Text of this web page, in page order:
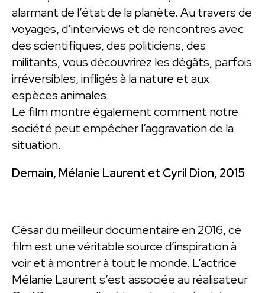
alarmant de l’état de la planète. Au travers de
voyages, d’interviews et de rencontres avec
des scientifiques, des politiciens, des
militants, vous découvrirez les dégâts, parfois
irréversibles, infligés à la nature et aux
espèces animales.
Le film montre également comment notre
société peut empêcher l’aggravation de la
situation.
Demain, Mélanie Laurent et Cyril Dion, 2015
César du meilleur documentaire en 2016, ce
film est une véritable source d’inspiration à
voir et à montrer à tout le monde. L’actrice
Mélanie Laurent s’est associée au réalisateur